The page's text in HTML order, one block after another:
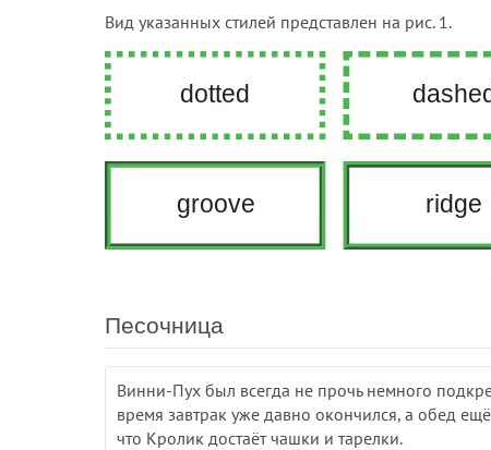
Вид указанных стилей представлен на рис. 1.
Песочница
Винни-Пух был всегда не прочь немного
время завтрак уже давно окончился, а обед
что Кролик достаёт чашки и тарелки.